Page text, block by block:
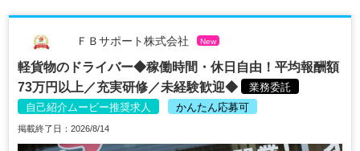
ＦＢサポート株式会社 New
軽貨物のドライバー◆稼働時間・休日自由！平均報酬額
73万円以上／充実研修／未経験歓迎◆
業務委託
自己紹介ムービー推奨求人
かんたん応募可
掲載終了日：2026/8/14